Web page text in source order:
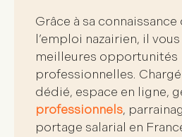
Grâce à sa connaissance
l’emploi nazairien, il
meilleures opportunités
professionnelles.
dédié, espace en ligne,
professionnels,
portage salarial en